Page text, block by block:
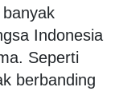
Indonesia
Seperti
berbanding